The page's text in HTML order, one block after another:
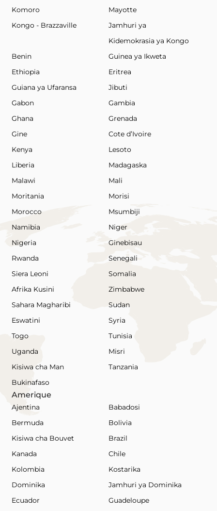
Komoro
Mayotte
Kongo - Brazzaville
Jamhuri ya
Kidemokrasia ya Kongo
Benin
Guinea ya Ikweta
Ethiopia
Eritrea
Guiana ya Ufaransa
Jibuti
Gabon
Gambia
Ghana
Grenada
Gine
Cote d’Ivoire
Kenya
Lesoto
Liberia
Madagaska
Malawi
Mali
Moritania
Morisi
Morocco
Msumbiji
Namibia
Niger
Nigeria
Ginebisau
Rwanda
Senegali
Siera Leoni
Somalia
Afrika Kusini
Zimbabwe
Sahara Magharibi
Sudan
Eswatini
Syria
Togo
Tunisia
Uganda
Misri
Kisiwa cha Man
Tanzania
Bukinafaso
Amerique
Ajentina
Babadosi
Bermuda
Bolivia
Kisiwa cha Bouvet
Brazil
Kanada
Chile
Kolombia
Kostarika
Dominika
Jamhuri ya Dominika
Ecuador
Guadeloupe